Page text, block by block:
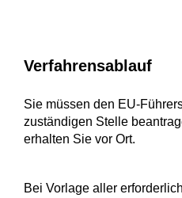
Verfahrensablauf
Sie müssen den EU-
zuständigen Stelle
erhalten Sie vor Ort.
Bei Vorlage aller